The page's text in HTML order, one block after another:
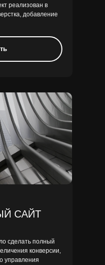
САЙТ
сделать полный
конверсии,
управления
реализован в
добавление